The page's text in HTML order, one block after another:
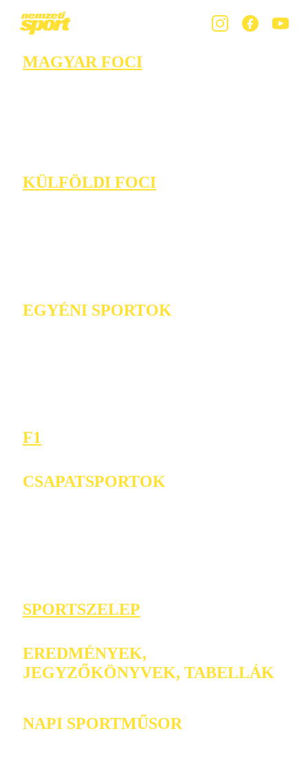
MAGYAR FOCI
KÜLFÖLDI FOCI
EGYÉNI SPORTOK
F1
CSAPATSPORTOK
SPORTSZELEP
EREDMÉNYEK,
JEGYZŐKÖNYVEK, TABELLÁK
NAPI SPORTMŰSOR